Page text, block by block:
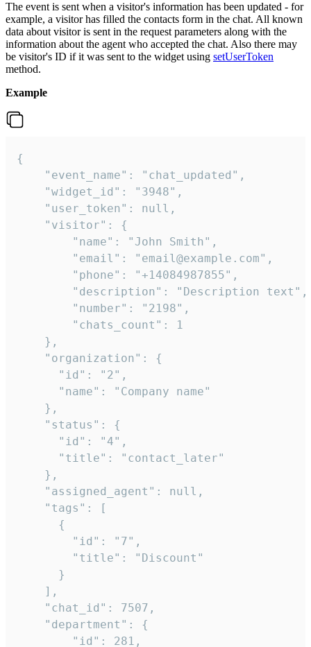
The event is sent when a visitor's information has been updated - for
example, a visitor has filled the contacts form in the chat. All known
data about visitor is sent in the request parameters along with the
information about the agent who accepted the chat. Also there may
be visitor's ID if it was sent to the widget using setUserToken
method.
Example
{
    "event_name": "chat_updated",
    "widget_id": "3948",
    "user_token": null,
    "visitor": {
        "name": "John Smith",
        "email": "email@example.com",
        "phone": "+14084987855",
        "description": "Description text",
        "number": "2198",
        "chats_count": 1
    },
    "organization": {
      "id": "2",
      "name": "Company name"
    },
    "status": {
      "id": "4",
      "title": "contact_later"
    },
    "assigned_agent": null,
    "tags": [
      {
        "id": "7",
        "title": "Discount"
      }
    ],
    "chat_id": 7507,
    "department": {
        "id": 281,